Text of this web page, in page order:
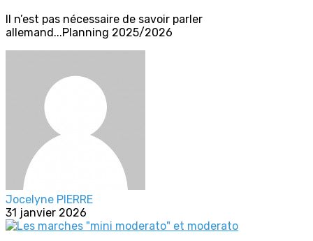
Il n’est pas nécessaire de savoir parler
allemand...Planning 2025/2026
Jocelyne PIERRE
31 janvier 2026